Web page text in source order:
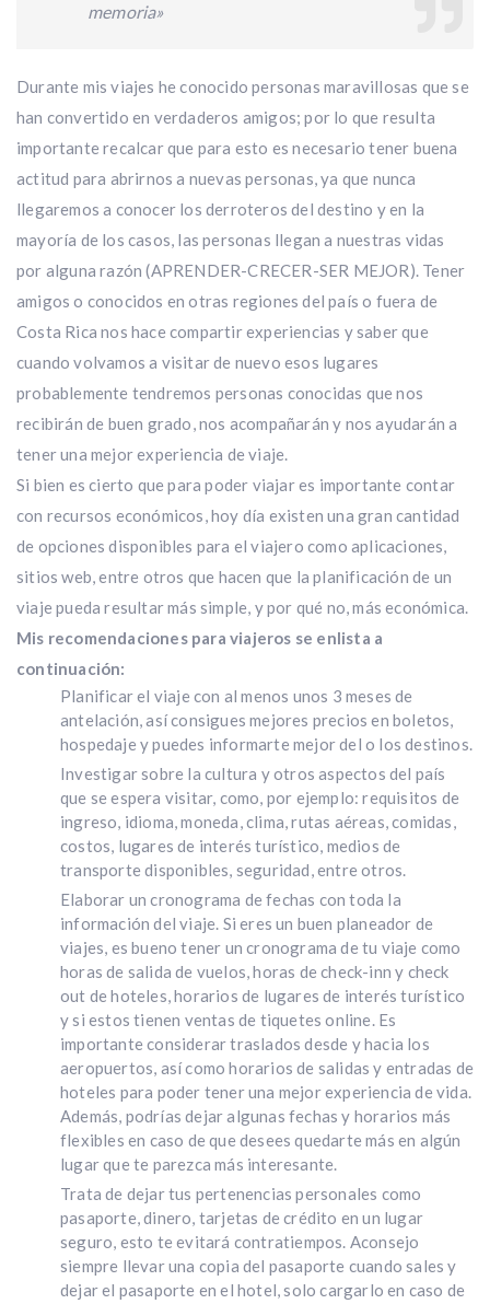
memoria»
Durante mis viajes he conocido personas maravillosas que se
han convertido en verdaderos amigos; por lo que resulta
importante recalcar que para esto es necesario tener buena
actitud para abrirnos a nuevas personas, ya que nunca
llegaremos a conocer los derroteros del destino y en la
mayoría de los casos, las personas llegan a nuestras vidas
por alguna razón (APRENDER-CRECER-SER MEJOR). Tener
amigos o conocidos en otras regiones del país o fuera de
Costa Rica nos hace compartir experiencias y saber que
cuando volvamos a visitar de nuevo esos lugares
probablemente tendremos personas conocidas que nos
recibirán de buen grado, nos acompañarán y nos ayudarán a
tener una mejor experiencia de viaje.
Si bien es cierto que para poder viajar es importante contar
con recursos económicos, hoy día existen una gran cantidad
de opciones disponibles para el viajero como aplicaciones,
sitios web, entre otros que hacen que la planificación de un
viaje pueda resultar más simple, y por qué no, más económica.
Mis recomendaciones para viajeros se enlista a
continuación:
Planificar el viaje con al menos unos 3 meses de
antelación, así consigues mejores precios en boletos,
hospedaje y puedes informarte mejor del o los destinos.
Investigar sobre la cultura y otros aspectos del país
que se espera visitar, como, por ejemplo: requisitos de
ingreso, idioma, moneda, clima, rutas aéreas, comidas,
costos, lugares de interés turístico, medios de
transporte disponibles, seguridad, entre otros.
Elaborar un cronograma de fechas con toda la
información del viaje. Si eres un buen planeador de
viajes, es bueno tener un cronograma de tu viaje como
horas de salida de vuelos, horas de check-inn y check
out de hoteles, horarios de lugares de interés turístico
y si estos tienen ventas de tiquetes online. Es
importante considerar traslados desde y hacia los
aeropuertos, así como horarios de salidas y entradas de
hoteles para poder tener una mejor experiencia de vida.
Además, podrías dejar algunas fechas y horarios más
flexibles en caso de que desees quedarte más en algún
lugar que te parezca más interesante.
Trata de dejar tus pertenencias personales como
pasaporte, dinero, tarjetas de crédito en un lugar
seguro, esto te evitará contratiempos. Aconsejo
siempre llevar una copia del pasaporte cuando sales y
dejar el pasaporte en el hotel, solo cargarlo en caso de